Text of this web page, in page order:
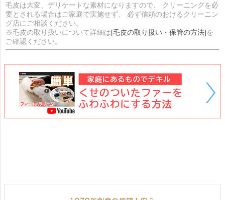
毛皮は大変、デリケートな素材になりますので、 クリーニングを必
要とされる場合はご家庭で実施せず、 必ず信頼のおけるクリーニン
グ店にご相談ください。
※毛皮の取り扱いについて詳細は[毛皮の取り扱い・保管の方法]を
ご確認ください。